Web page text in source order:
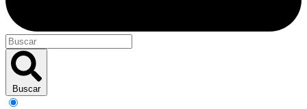
Buscar